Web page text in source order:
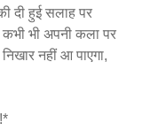
दी हुई सलाह पर
भी अपनी कला पर
नहीं आ पाएगा,